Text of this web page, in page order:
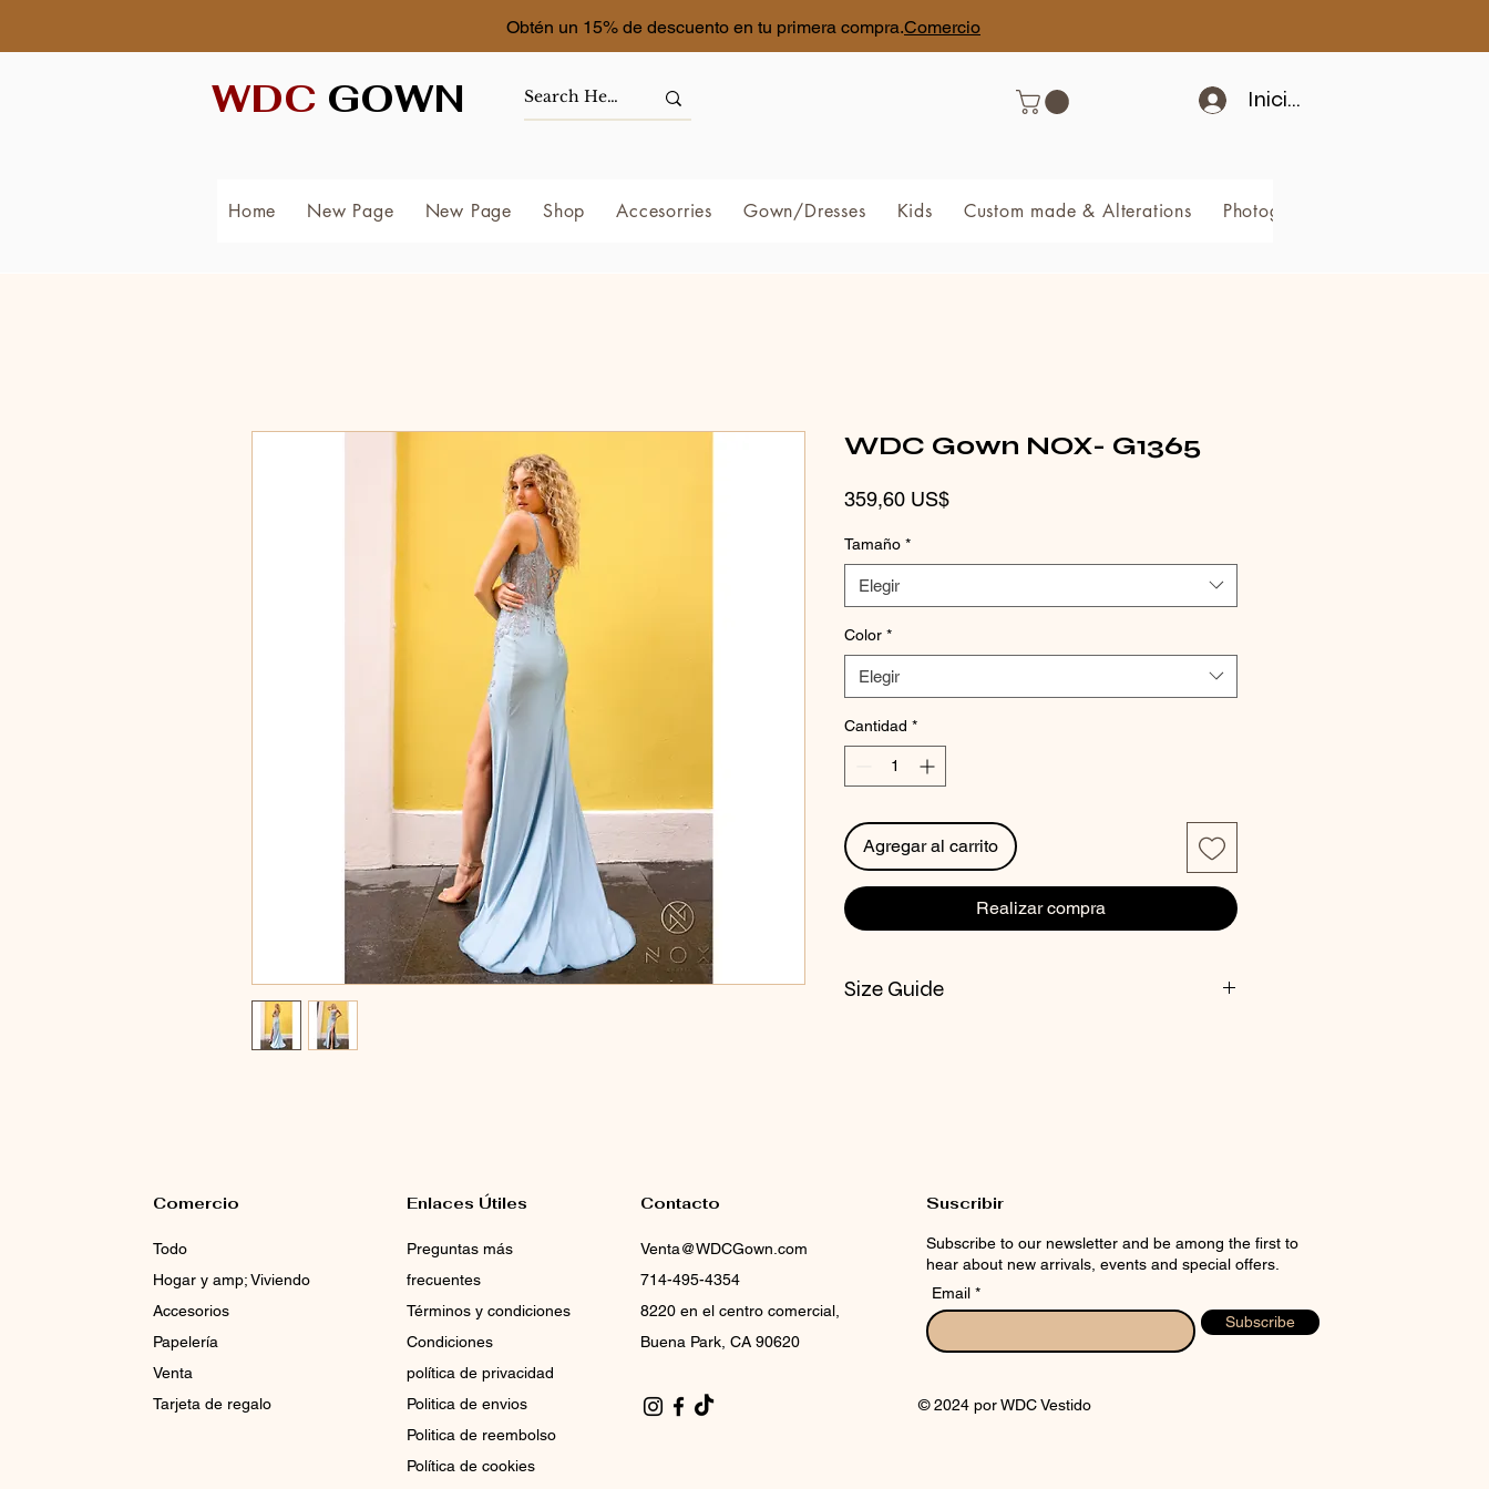
Obtén un 15% de descuento en tu primera compra.Comercio
WDC GOWN Iniciar sesión
Home New Page New Page Shop Accesorries Gown/Dresses Kids Custom made & Alterations Photography & Video
WDC Gown NOX- G1365
359,60 US$Precio
Tamaño *
Elegir
Color *
Elegir
Cantidad *
Agregar al carrito
Realizar compra
Size Guide
Comercio
Todo
Hogar y amp; Viviendo
Accesorios
Papelería
Venta
Tarjeta de regalo
Enlaces Útiles
Preguntas más
frecuentes
Términos y condiciones
Condiciones
política de privacidad
Politica de envios
Politica de reembolso
Política de cookies
Contacto
Venta@WDCGown.com
714-495-4354
8220 en el centro comercial,
Buena Park, CA 90620
Suscribir
Subscribe to our newsletter and be among the first to
hear about new arrivals, events and special offers.
Email
Subscribe
© 2024 por WDC Vestido